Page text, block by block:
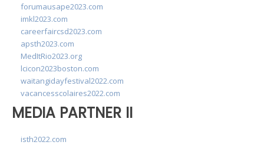
forumausape2023.com
imkl2023.com
careerfaircsd2023.com
apsth2023.com
MedItRio2023.org
lcicon2023boston.com
waitangidayfestival2022.com
vacancesscolaires2022.com
MEDIA PARTNER II
isth2022.com